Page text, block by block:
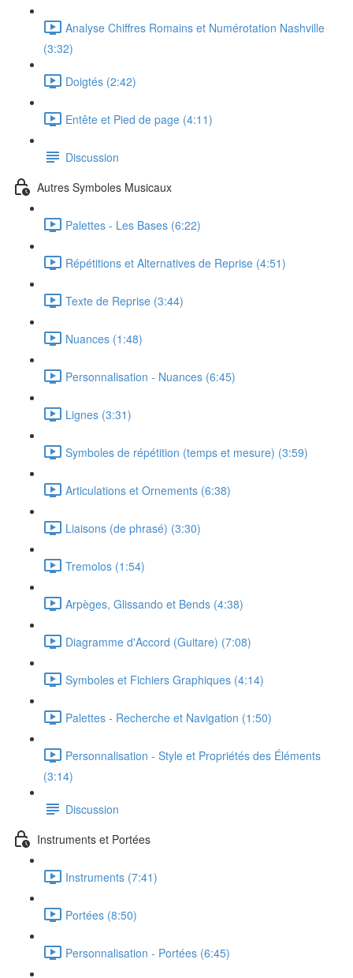
Analyse Chiffres Romains et Numérotation Nashville
(3:32)
Doigtés (2:42)
Entête et Pied de page (4:11)
Discussion
Autres Symboles Musicaux
Palettes - Les Bases (6:22)
Répétitions et Alternatives de Reprise (4:51)
Texte de Reprise (3:44)
Nuances (1:48)
Personnalisation - Nuances (6:45)
Lignes (3:31)
Symboles de répétition (temps et mesure) (3:59)
Articulations et Ornements (6:38)
Liaisons (de phrasé) (3:30)
Tremolos (1:54)
Arpèges, Glissando et Bends (4:38)
Diagramme d'Accord (Guitare) (7:08)
Symboles et Fichiers Graphiques (4:14)
Palettes - Recherche et Navigation (1:50)
Personnalisation - Style et Propriétés des Éléments
(3:14)
Discussion
Instruments et Portées
Instruments (7:41)
Portées (8:50)
Personnalisation - Portées (6:45)